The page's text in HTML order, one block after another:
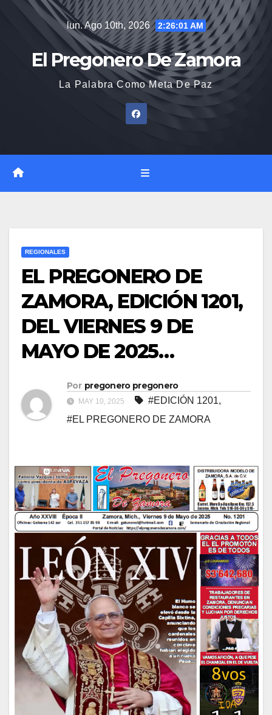
lun. Ago 10th, 2026 2:26:02 AM
El Pregonero De Zamora
La Palabra Como Meta De Paz
REGIONALES
EL PREGONERO DE
ZAMORA, EDICIÓN 1201,
DEL VIERNES 9 DE
MAYO DE 2025…
Por pregonero pregonero
MAY 10, 2025 #EDICIÓN 1201,
#EL PREGONERO DE ZAMORA